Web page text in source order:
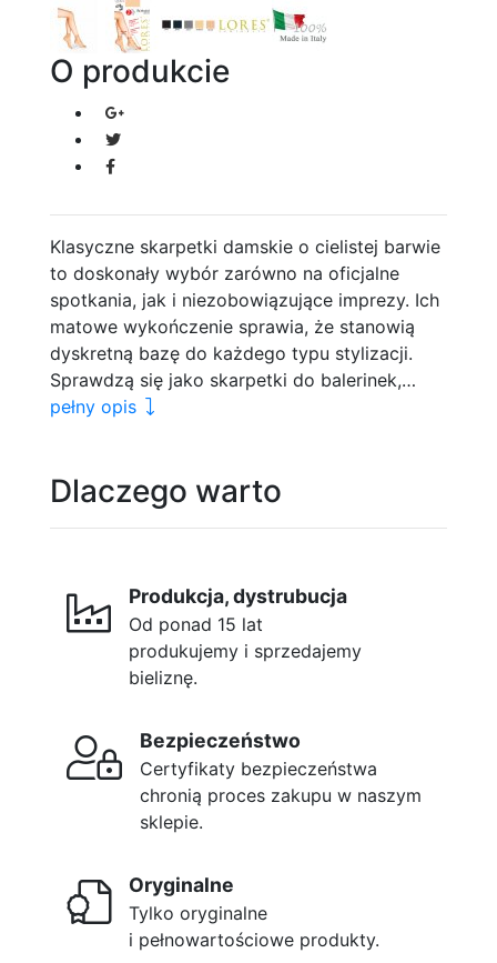
O produkcie
Klasyczne skarpetki damskie o cielistej barwie
to doskonały wybór zarówno na oficjalne
spotkania, jak i niezobowiązujące imprezy. Ich
matowe wykończenie sprawia, że stanowią
dyskretną bazę do każdego typu stylizacji.
Sprawdzą się jako skarpetki do balerinek,…
pełny opis
Dlaczego warto
Produkcja, dystrubucja
Od ponad 15 lat
produkujemy i sprzedajemy
bieliznę.
Bezpieczeństwo
Certyfikaty bezpieczeństwa
chronią proces zakupu w naszym
sklepie.
Oryginalne
Tylko oryginalne
i pełnowartościowe produkty.